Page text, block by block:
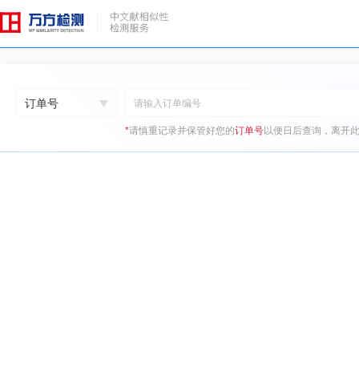
订单号
*请慎重记录并保管好您的订单号以便日后查询，离开